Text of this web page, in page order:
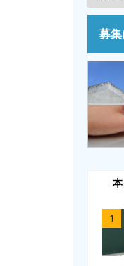
募集
本